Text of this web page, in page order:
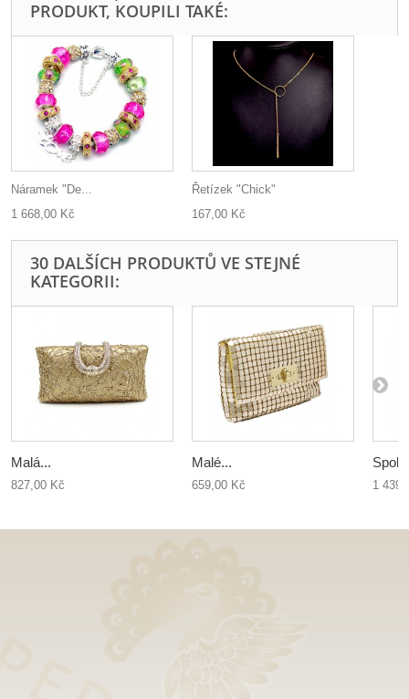
PRODUKT, KOUPILI TAKÉ:
Náramek "De...
1 668,00 Kč
Řetízek "Chick"
167,00 Kč
30 DALŠÍCH PRODUKTŮ VE STEJNÉ
KATEGORII:
Malá...
827,00 Kč
Malé...
659,00 Kč 1